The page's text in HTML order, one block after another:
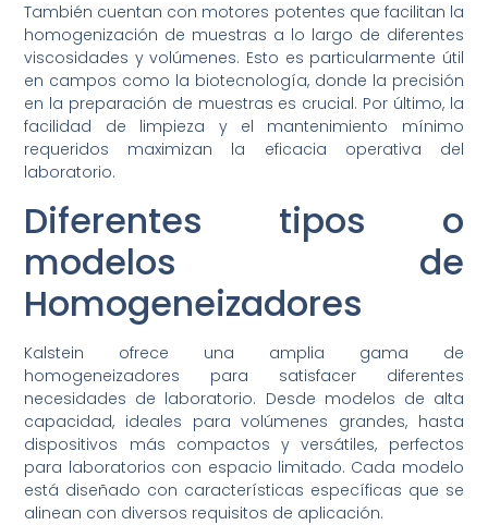
También cuentan con motores potentes que facilitan la
homogenización de muestras a lo largo de diferentes
viscosidades y volúmenes. Esto es particularmente útil
en campos como la biotecnología, donde la precisión
en la preparación de muestras es crucial. Por último, la
facilidad de limpieza y el mantenimiento mínimo
requeridos maximizan la eficacia operativa del
laboratorio.
Diferentes tipos o
modelos de
Homogeneizadores
Kalstein ofrece una amplia gama de
homogeneizadores para satisfacer diferentes
necesidades de laboratorio. Desde modelos de alta
capacidad, ideales para volúmenes grandes, hasta
dispositivos más compactos y versátiles, perfectos
para laboratorios con espacio limitado. Cada modelo
está diseñado con características específicas que se
alinean con diversos requisitos de aplicación.